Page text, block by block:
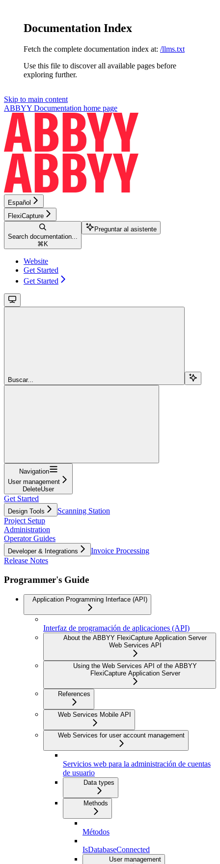
Documentation Index
Fetch the complete documentation index at: /llms.txt
Use this file to discover all available pages before
exploring further.
Skip to main content
ABBYY Documentation home page
Español
FlexiCapture
Search documentation...
⌘ K
Preguntar al asistente
Website
Get Started
Get Started
Buscar...
Navigation
User management
DeleteUser
Get Started
Design Tools
Scanning Station
Project Setup
Administration
Operator Guides
Developer & Integrations
Invoice Processing
Release Notes
Programmer's Guide
Application Programming Interface (API)
Interfaz de programación de aplicaciones (API)
About the ABBYY FlexiCapture Application Server
Web Services API
Using the Web Services API of the ABBYY
FlexiCapture Application Server
References
Web Services Mobile API
Web Services for user account management
Servicios web para la administración de cuentas
de usuario
Data types
Methods
Métodos
IsDatabaseConnected
User management